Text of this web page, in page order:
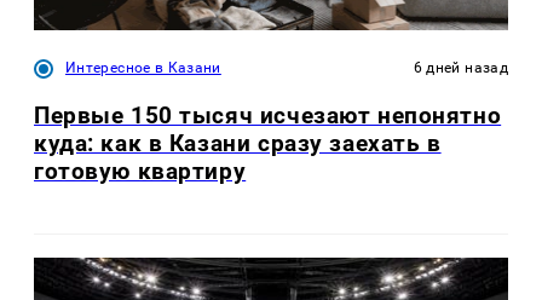
Интересное в Казани 6 дней назад
Первые 150 тысяч исчезают непонятно
куда: как в Казани сразу заехать в
готовую квартиру